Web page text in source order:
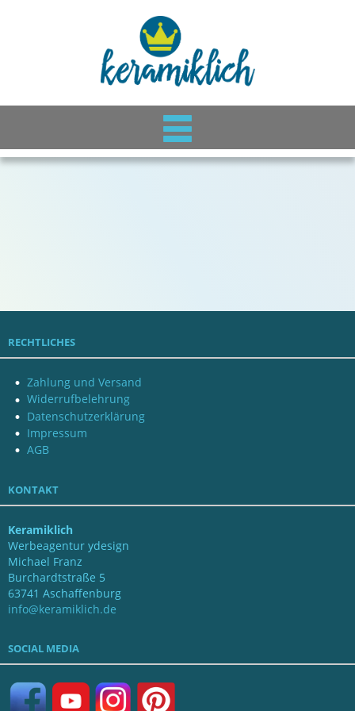
RECHTLICHES
Zahlung und Versand
Widerrufbelehrung
Datenschutzerklärung
Impressum
AGB
KONTAKT
Keramiklich
Werbeagentur ydesign
Michael Franz
Burchardtstraße 5
63741 Aschaffenburg
info@keramiklich.de
SOCIAL MEDIA